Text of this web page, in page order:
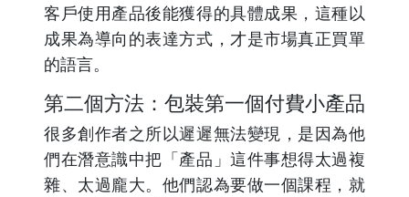
客戶使用產品後能獲得的具體成果，這種以
成果為導向的表達方式，才是市場真正買單
的語言。
第二個方法：包裝第一個付費小產品
很多創作者之所以遲遲無法變現，是因為他
們在潛意識中把「產品」這件事想得太過複
雜、太過龐大。他們認為要做一個課程，就